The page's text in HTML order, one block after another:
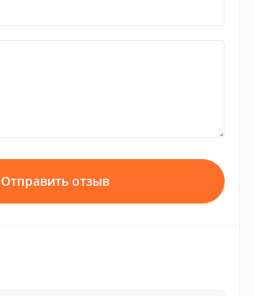
Отправить отзыв